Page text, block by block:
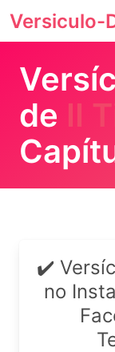
Versiculo-
de II
✔️
no